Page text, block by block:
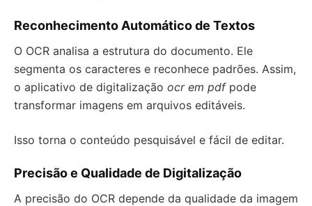
Reconhecimento Automático de Textos
O OCR analisa a estrutura do documento. Ele
segmenta os caracteres e reconhece padrões. Assim,
o aplicativo de digitalização ocr em pdfpode
transformar imagens em arquivos editáveis.
Isso torna o conteúdo pesquisável e fácil de editar.
Precisão e Qualidade de Digitalização
A precisão do OCR depende da qualidade da imagem